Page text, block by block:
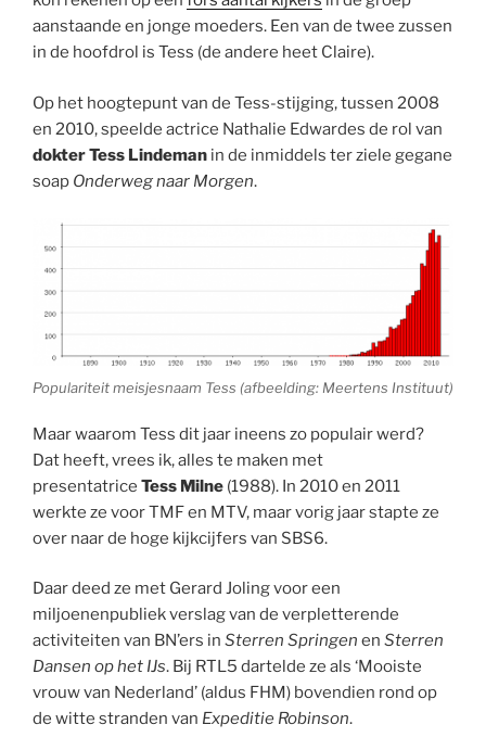
aanstaande en jonge moeders. Een van de twee zussen
in de hoofdrol is Tess (de andere heet Claire).
Op het hoogtepunt van de Tess-stijging, tussen 2008
en 2010, speelde actrice Nathalie Edwardes de rol van
dokter Tess Lindeman in de inmiddels ter ziele gegane
soap Onderweg naar Morgen.
Populariteit meisjesnaam Tess (afbeelding: Meertens Instituut)
Maar waarom Tess dit jaar ineens zo populair werd?
Dat heeft, vrees ik, alles te maken met
presentatrice Tess Milne (1988). In 2010 en 2011
werkte ze voor TMF en MTV, maar vorig jaar stapte ze
over naar de hoge kijkcijfers van SBS6.
Daar deed ze met Gerard Joling voor een
miljoenenpubliek verslag van de verpletterende
activiteiten van BN’ers in Sterren Springen en Sterren
Dansen op het IJs. Bij RTL5 dartelde ze als ‘Mooiste
vrouw van Nederland’ (aldus FHM) bovendien rond op
de witte stranden van Expeditie Robinson.